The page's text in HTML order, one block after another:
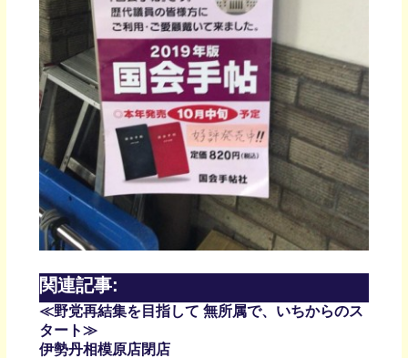
関連記事:
≪野党再結集を目指して 無所属で、いちからのス
タート≫
伊勢丹相模原店閉店